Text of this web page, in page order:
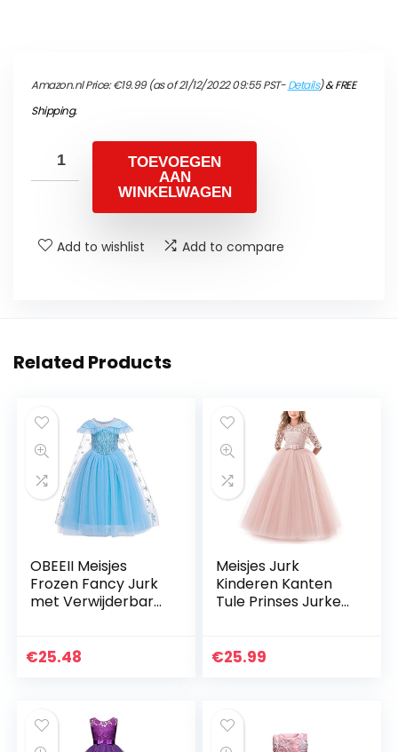
Amazon.nl Price:€19.99(as of 21/12/2022 09:55 PST-Details)&FREE
Shipping.
TOEVOEGEN
AAN
WINKELWAGEN
Add to wishlist Add to compare
Related Products
OBEEII Meisjes
Frozen Fancy Jurk
met Verwijderbare
Kostuum Sneeuw
€25.48
Meisjes Jurk
Kinderen Kanten
Tule Prinses Jurken
Bloemenmeisjes
€25.99